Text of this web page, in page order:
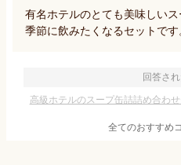
有名ホテルのとても美味しい
季節に飲みたくなるセットです
回答さ
高級ホテルのスープ缶詰詰め合わ
全てのおすすめ